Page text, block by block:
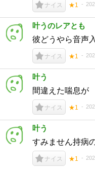
ナイス ★1
叶うのレアとも
彼どうやら音声
ナイス ★1
叶う
間違えた喘息が
ナイス ★1
叶う
すみません持病
ナイス ★1